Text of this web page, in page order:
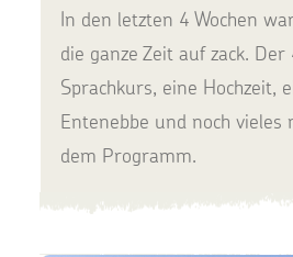
In den letzten 4 Wochen
die ganze Zeit auf zack.
Sprachkurs, eine Hochzeit,
Entenebbe und noch vieles
dem Programm.